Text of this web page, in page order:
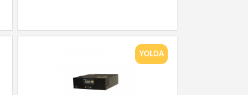
YOLDA